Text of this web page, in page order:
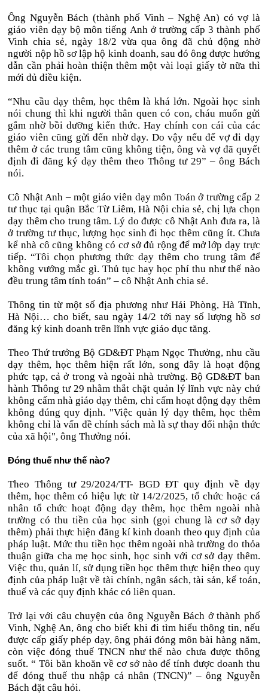
Ông Nguyễn Bách (thành phố Vinh – Nghệ An) có vợ là
giáo viên dạy bộ môn tiếng Anh ở trường cấp 3 thành phố
Vinh chia sẻ, ngày 18/2 vừa qua ông đã chủ động nhờ
người nộp hồ sơ lập hộ kinh doanh, sau đó ông được hướng
dẫn cần phải hoàn thiện thêm một vài loại giấy tờ nữa thì
mới đủ điều kiện.
“Nhu cầu dạy thêm, học thêm là khá lớn. Ngoài học sinh
nói chung thì khi người thân quen có con, cháu muốn gửi
gắm nhờ bồi dưỡng kiến thức. Hay chính con cái của các
giáo viên cũng gửi đến nhờ dạy. Do vậy nếu để vợ đi dạy
thêm ở các trung tâm cũng không tiện, ông và vợ đã quyết
định đi đăng ký dạy thêm theo Thông tư 29” – ông Bách
nói.
Cô Nhật Anh – một giáo viên dạy môn Toán ở trường cấp 2
tư thục tại quận Bắc Từ Liêm, Hà Nội chia sẻ, chị lựa chọn
dạy thêm cho trung tâm. Lý do được cô Nhật Anh đưa ra, là
ở trường tư thục, lượng học sinh đi học thêm cũng ít. Chưa
kể nhà cô cũng không có cơ sở đủ rộng để mở lớp dạy trực
tiếp. “Tôi chọn phương thức dạy thêm cho trung tâm để
không vướng mắc gì. Thủ tục hay học phí thu như thế nào
đều trung tâm tính toán” – cô Nhật Anh chia sẻ.
Thông tin từ một số địa phương như Hải Phòng, Hà Tĩnh,
Hà Nội… cho biết, sau ngày 14/2 tới nay số lượng hồ sơ
đăng ký kinh doanh trên lĩnh vực giáo dục tăng.
Theo Thứ trưởng Bộ GD&ĐT Phạm Ngọc Thưởng, nhu cầu
dạy thêm, học thêm hiện rất lớn, song đây là hoạt động
phức tạp, cả ở trong và ngoài nhà trường. Bộ GD&ĐT ban
hành Thông tư 29 nhằm thắt chặt quản lý lĩnh vực này chứ
không cấm nhà giáo dạy thêm, chỉ cấm hoạt động dạy thêm
không đúng quy định. "Việc quản lý dạy thêm, học thêm
không chỉ là vấn đề chính sách mà là sự thay đổi nhận thức
của xã hội", ông Thưởng nói.
Đóng thuế như thế nào?
Theo Thông tư 29/2024/TT- BGD ĐT quy định về dạy
thêm, học thêm có hiệu lực từ 14/2/2025, tổ chức hoặc cá
nhân tổ chức hoạt động dạy thêm, học thêm ngoài nhà
trường có thu tiền của học sinh (gọi chung là cơ sở dạy
thêm) phải thực hiện đăng kí kinh doanh theo quy định của
pháp luật. Mức thu tiền học thêm ngoài nhà trường do thỏa
thuận giữa cha mẹ học sinh, học sinh với cơ sở dạy thêm.
Việc thu, quản lí, sử dụng tiền học thêm thực hiện theo quy
định của pháp luật về tài chính, ngân sách, tài sản, kế toán,
thuế và các quy định khác có liên quan.
Trở lại với câu chuyện của ông Nguyễn Bách ở thành phố
Vinh, Nghệ An, ông cho biết khi đi tìm hiểu thông tin, nếu
được cấp giấy phép dạy, ông phải đóng môn bài hàng năm,
còn việc đóng thuế TNCN như thế nào chưa được thông
suốt. “ Tôi băn khoăn về cơ sở nào để tính được doanh thu
để đóng thuế thu nhập cá nhân (TNCN)” – ông Nguyễn
Bách đặt câu hỏi.